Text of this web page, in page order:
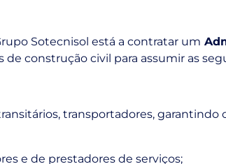
Sotecnisol está a contratar um
construção civil para assumir as
transportadores,
e de prestadores de serviços;